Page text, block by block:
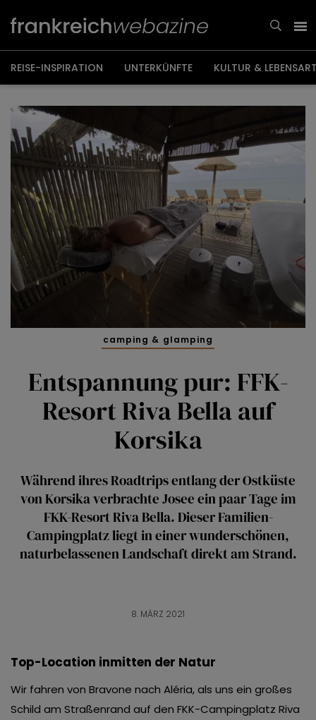
Inhalt
REISE-INSPIRATION UNTERKÜNFTE KULTUR &
camping & glamping
Entspannung pur: FFK-
Resort Riva Bella auf
Korsika
Während ihres Roadtrips entlang der Ostküste
von Korsika verbrachte Josee ein paar Tage im
FKK-Resort Riva Bella. Dieser Familien-
Campingplatz liegt in einer wunderschönen,
naturbelassenen Landschaft direkt am Strand.
8. MÄRZ 2021
Top-Location inmitten der Natur
Wir fahren von Bravone nach Aléria, als uns ein großes
Schild am Straßenrand auf den FKK-Campingplatz Riva